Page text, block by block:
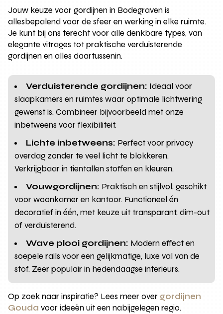
Jouw keuze voor gordijnen in Bodegraven is
allesbepalend voor de sfeer en werking in elke ruimte.
Je kunt bij ons terecht voor alle denkbare types, van
elegante vitrages tot praktische verduisterende
gordijnen en alles daartussenin.
Verduisterende gordijnen: Ideaal voor
slaapkamers en ruimtes waar optimale lichtwering
gewenst is. Combineer bijvoorbeeld met onze
inbetweens voor flexibiliteit.
Lichte inbetweens: Perfect voor privacy
overdag zonder te veel licht te blokkeren.
Verkrijgbaar in tientallen stoffen en kleuren.
Vouwgordijnen: Praktisch en stijlvol, geschikt
voor woonkamer en kantoor. Functioneel én
decoratief in één, met keuze uit transparant, dim-out
of verduisterend.
Wave plooi gordijnen: Modern effect en
soepele rails voor een gelijkmatige, luxe val van de
stof. Zeer populair in hedendaagse interieurs.
Op zoek naar inspiratie? Lees meer over gordijnen
Gouda voor ideeën uit een nabijgelegen regio.